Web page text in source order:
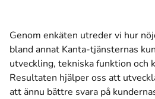
Genom enkäten utreder vi hur
bland annat Kanta-tjänsternas
utveckling, tekniska funktion och
Resultaten hjälper oss att
att ännu bättre svara på